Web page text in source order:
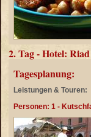
2. Tag - Hotel:
Tagesplanung:
Leistungen & Touren:
Personen: 1 -